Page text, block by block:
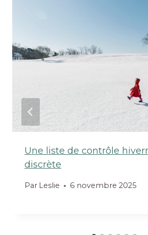
Une liste de contrôle
discrète
Par Leslie 6 novembre 2025